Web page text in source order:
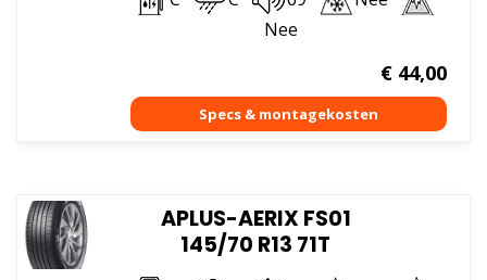
Nee
€44,00
APLUS-AERIX FS01
145/70 R13 71T